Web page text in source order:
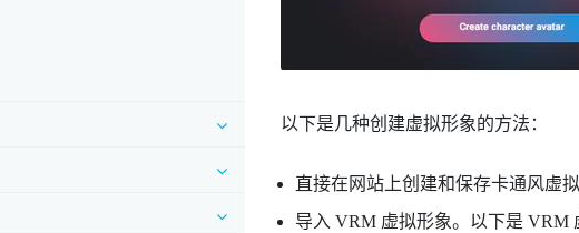
以下是几种创建虚拟形象的方法：
直接在网站上创建和保存卡通风虚拟
导入 VRM 虚拟形象。以下是 VRM